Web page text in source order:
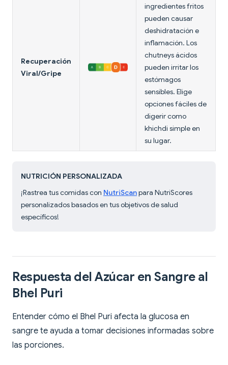
Recuperación
Viral/Gripe
ingredientes fritos
pueden causar
deshidratación e
inflamación. Los
chutneys ácidos
pueden irritar los
estómagos
sensibles. Elige
opciones fáciles de
digerir como
khichdi simple en
su lugar.
NUTRICIÓN PERSONALIZADA
¡Rastrea tus comidas con NutriScanpara NutriScores
personalizados basados en tus objetivos de salud
específicos!
Respuesta del Azúcar en Sangre al
Bhel Puri
Entender cómo el Bhel Puri afecta la glucosa en
sangre te ayuda a tomar decisiones informadas sobre
las porciones.